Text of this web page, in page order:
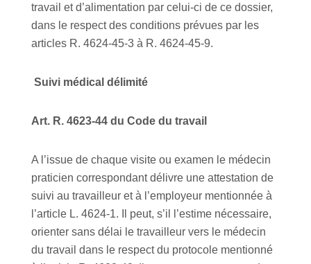
travail et d’alimentation par celui-ci de ce dossier,
dans le respect des conditions prévues par les
articles R. 4624-45-3 à R. 4624-45-9.
Suivi médical délimité
Art. R. 4623-44 du Code du travail
A l’issue de chaque visite ou examen le médecin
praticien correspondant délivre une attestation de
suivi au travailleur et à l’employeur mentionnée à
l’article L. 4624-1. Il peut, s’il l’estime nécessaire,
orienter sans délai le travailleur vers le médecin
du travail dans le respect du protocole mentionné